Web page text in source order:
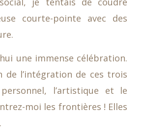
courte-pointe avec des
une immense célébration.
de l’intégration de ces trois
l’artistique et le
moi les frontières ! Elles